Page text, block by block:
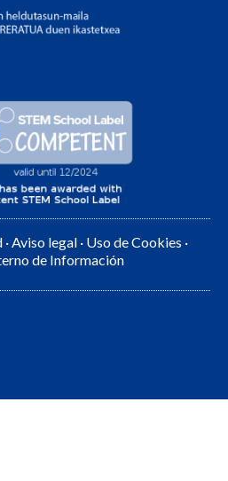
·Aviso legal · Uso de Cookies ·
de Información